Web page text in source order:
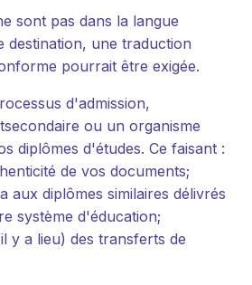
sont pas dans la langue
destination, une traduction
pourrait être exigée.
d'admission,
ou un organisme
diplômes d'études. Ce faisant :
de vos documents;
aux diplômes similaires délivrés
système d'éducation;
y a lieu) des transferts de